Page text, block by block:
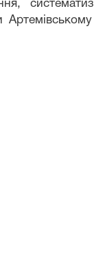
Артемівському